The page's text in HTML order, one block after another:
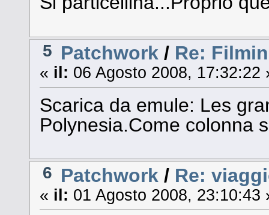
5 Patchwork / Re:
« il: 06 Agosto 2008, 17:32:22
Scarica da emule: Les
Polynesia.Come colonna
6 Patchwork / Re:
« il: 01 Agosto 2008, 23:10:43